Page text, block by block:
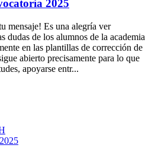
2025
mensaje! Es una alegría ver
de los alumnos de la academia
en las plantillas de corrección de
abierto precisamente para lo que
apoyarse entr...